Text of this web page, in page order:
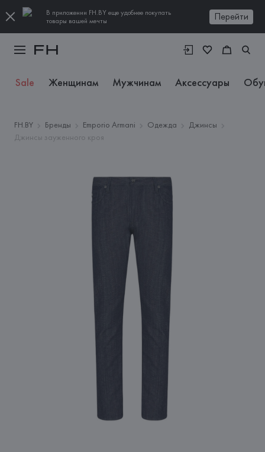
В приложении FH.BY еще удобнее покупать
товары вашей мечты
Перейти
Sale Женщинам Мужчинам Аксессуары
FH.BY Бренды Emporio Armani Одежда
Джинсы
Джинсы зауженного кроя